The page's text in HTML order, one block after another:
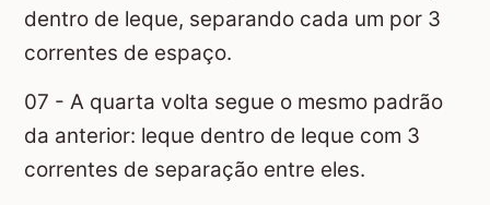
dentro de leque, separando cada um por 3
correntes de espaço.
07 - A quarta volta segue o mesmo padrão
da anterior: leque dentro de leque com 3
correntes de separação entre eles.